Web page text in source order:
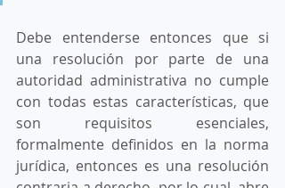
Debe entenderse entonces que si
una resolución por parte de una
autoridad administrativa no cumple
con todas estas características, que
son requisitos esenciales,
formalmente definidos en la norma
jurídica, entonces es una resolución